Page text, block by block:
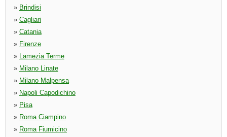
» Brindisi
» Cagliari
» Catania
» Firenze
» Lamezia Terme
» Milano Linate
» Milano Malpensa
» Napoli Capodichino
» Pisa
» Roma Ciampino
» Roma Fiumicino